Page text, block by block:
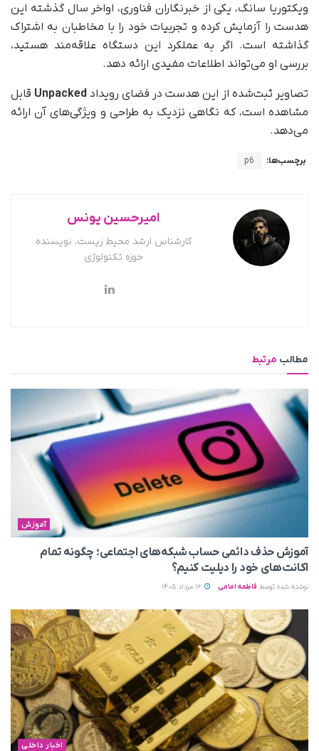
ویکتوریا سانگ، یکی از خبرنگاران فناوری، اواخر سال گذشته این
هدست را آزمایش کرده و تجربیات خود را با مخاطبان به اشتراک
گذاشته است. اگر به عملکرد این دستگاه علاقه‌مند هستید،
بررسی او می‌تواند اطلاعات مفیدی ارائه دهد.
تصاویر ثبت‌شده از این هدست در فضای رویداد Unpacked قابل
مشاهده است، که نگاهی نزدیک به طراحی و ویژگی‌های آن ارائه
می‌دهد.
برچسب‌ها: p6
امیرحسین یونس
کارشناس ارشد محیط زیست، نویسنده
حوزه تکنولوژی
مطالب مرتبط
آموزش
آموزش حذف دائمی حساب شبکه‌های اجتماعی؛ چگونه تمام
اکانت‌های خود را دیلیت کنیم؟
نوشته شده توسط فاطمه امامی
اخبار داخلی